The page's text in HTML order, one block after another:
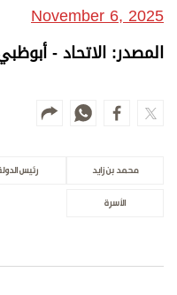
November 6, 2025
المصدر: الاتحاد - أبوظبي
محمد بن زايد رئيس الدولة
الأسرة